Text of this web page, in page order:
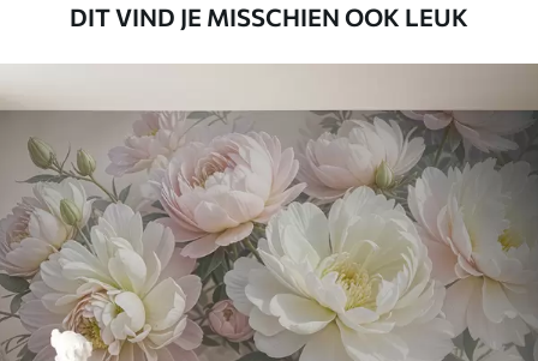
DIT VIND JE MISSCHIEN OOK LEUK